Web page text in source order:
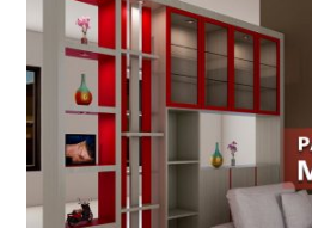
Cocok
Dengan
Ruangan
Anda